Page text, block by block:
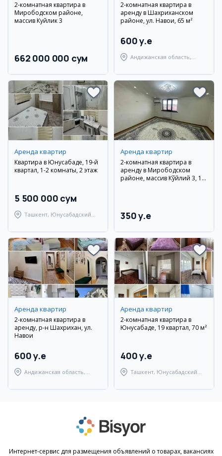
2-комнатная квартира в
Мирободском районе,
массив Куйлик 3
662 000 000 сум
2-комнатная квартира в
аренду в Шахриханском
районе, ул. Навои, 65 м²
600 y.e
Андижанская область,
Аренда квартир
Квартира в Юнусабаде, 19-й
квартал, 1-2 комнаты, 2 этаж
5 500 000 сум
Ташкент, Юнусабадский
Аренда квартир
2-комнатная квартира в
аренду в Мирободском
районе, массив Кўйлий 3, 10
350 y.e
Аренда квартир
2-комнатная квартира в
аренду, р-н Шахрихан, ул.
Навои
600 y.e
Андижанская область,
Аренда квартир
2-комнатная квартира в
Юнусабаде, 19 квартал, 70 м²
400 y.e
Ташкент, Юнусабадский
Интернет-сервис для размещения объявлений о товарах, вакансиях